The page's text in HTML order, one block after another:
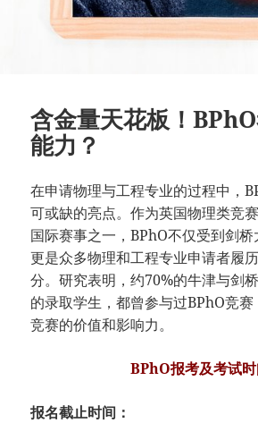
含金量天花板！
能力？
在申请物理与工程专业的过程中，
可或缺的亮点。作为英国物理类竞
国际赛事之一，BPhO不仅受到剑桥
更是众多物理和工程专业申请者履
分。研究表明，约70%的牛津与剑
的录取学生，都曾参与过BPhO竞
竞赛的价值和影响力。
BPhO报考及考试
报名截止时间：